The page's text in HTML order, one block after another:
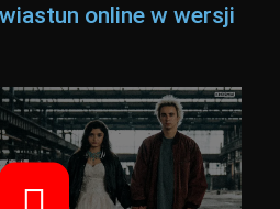
online w wersji